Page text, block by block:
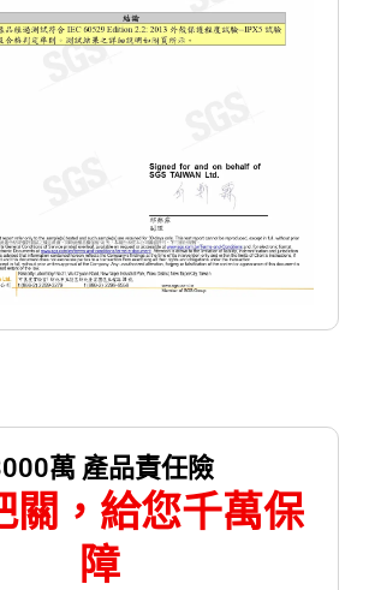
萬 產品責任險
關，給您千萬保
障